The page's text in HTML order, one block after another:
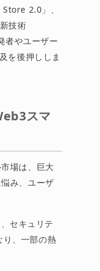
2.0」、
技術
者やユーザー
を後押ししま
スマ
場は、巨大
み、ユーザ
セキュリテ
、一部の熱